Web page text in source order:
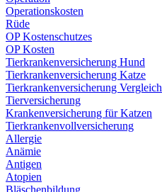
Operationskosten
Rüde
OP Kostenschutzes
OP Kosten
Tierkrankenversicherung Hund
Tierkrankenversicherung Katze
Tierkrankenversicherung Vergleich
Tierversicherung
Krankenversicherung für Katzen
Tierkrankenvollversicherung
Allergie
Anämie
Antigen
Atopien
Bläschenbildung